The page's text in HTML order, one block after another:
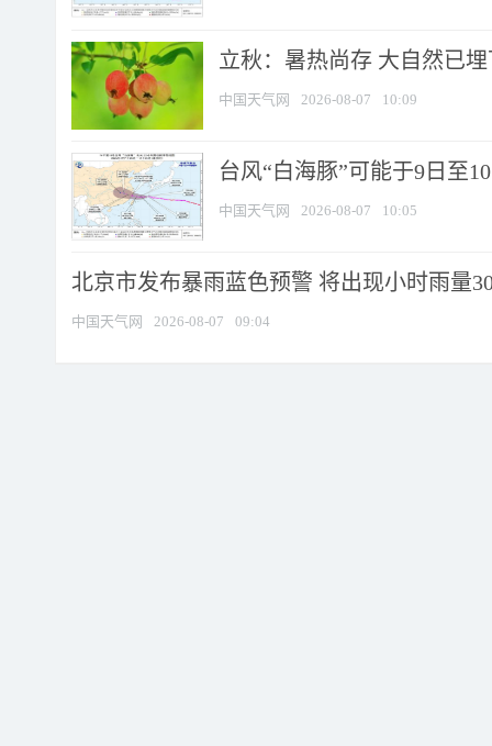
立秋：暑热尚存 大自然已
中国天气网 2026-08-07 10:09
台风“白海豚”可能于9日至
中国天气网 2026-08-07 10:05
北京市发布暴雨蓝色预警 将出现小时雨量
中国天气网 2026-08-07 09:04